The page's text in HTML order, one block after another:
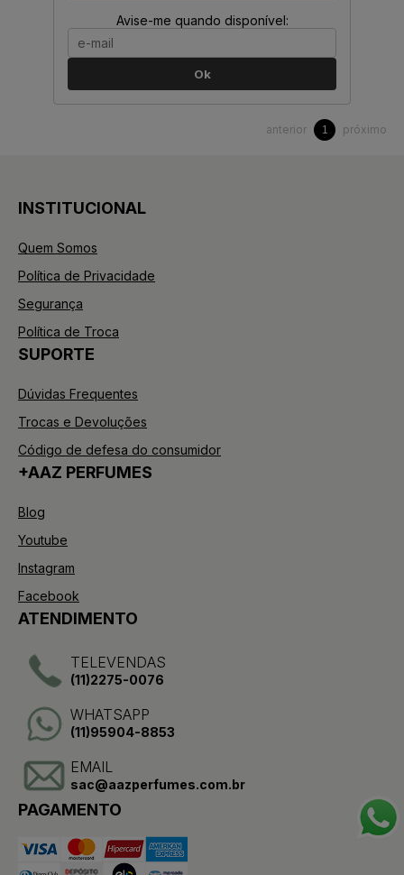
Avise-me quando disponível:
Ok
anterior 1 próximo
INSTITUCIONAL
Quem Somos
Política de Privacidade
Segurança
Política de Troca
SUPORTE
Dúvidas Frequentes
Trocas e Devoluções
Código de defesa do consumidor
+AAZ PERFUMES
Blog
Youtube
Instagram
Facebook
ATENDIMENTO
TELEVENDAS
(11)2275-0076
WHATSAPP
(11)95904-8853
EMAIL
sac@aazperfumes.com.br
PAGAMENTO